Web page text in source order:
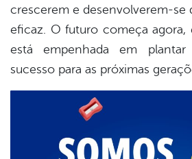
crescerem e desenvolverem-se
eficaz. O futuro começa agora,
está empenhada em
sucesso para as próximas